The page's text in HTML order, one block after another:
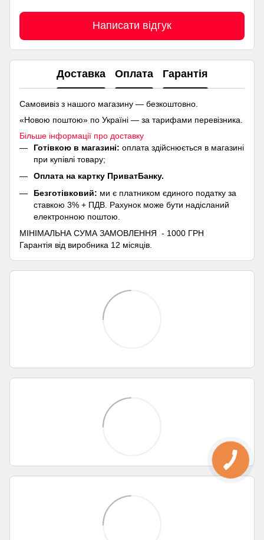
Написати відгук
Доставка Оплата Гарантія
Самовивіз з нашого магазину — безкоштовно.
«Новою поштою» по Україні — за тарифами перевізника.
Більше інформації про доставку
Готівкою в магазині: оплата здійснюється в магазині
при купівлі товару;
Оплата на картку ПриватБанку.
Безготівковий: ми є платником єдиного податку за
ставкою 3% + ПДВ. Рахунок може бути надісланий
електронною поштою.
МІНІМАЛЬНА СУМА ЗАМОВЛЕННЯ - 1000 ГРН
Гарантія від виробника 12 місяців.